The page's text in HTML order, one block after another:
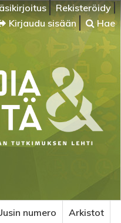
Rekisteröidy
Kirjaudu sisään
Hae
numero
Arkistot